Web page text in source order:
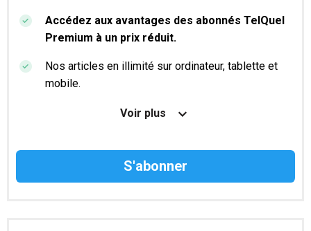
Accédez aux avantages des abonnés TelQuel
Premium à un prix réduit.
Nos articles en illimité sur ordinateur, tablette et
mobile.
Le magazine TelQuel en numérique avant la sortie
Des informations confidentielles résérvées aux
Voir plus